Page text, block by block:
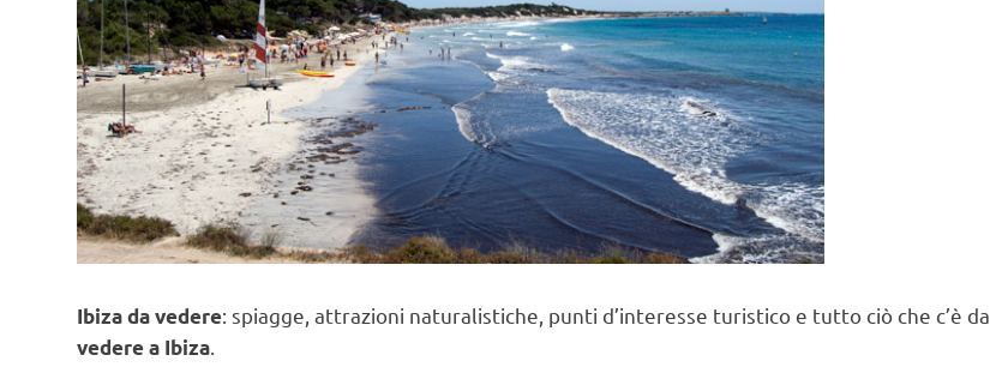
Ibiza da vedere: spiagge, attrazioni naturalistiche, punti d’interesse turistico e tutto ciò che c’è da
vedere a Ibiza